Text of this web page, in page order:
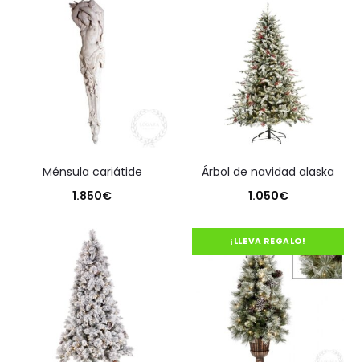
ménsula cariátide
1.850€
árbol de navidad alaska
1.050€
¡LLEVA REGALO!